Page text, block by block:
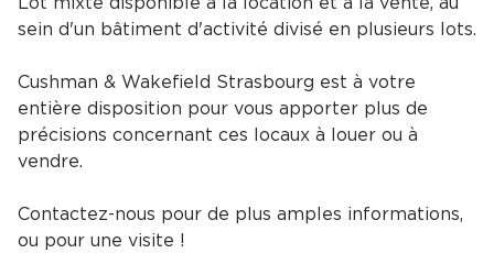
sein d'un bâtiment d'activité divisé en plusieurs lots.
Cushman & Wakefield Strasbourg est à votre
entière disposition pour vous apporter plus de
précisions concernant ces locaux à louer ou à
vendre.
Contactez-nous pour de plus amples informations,
ou pour une visite !